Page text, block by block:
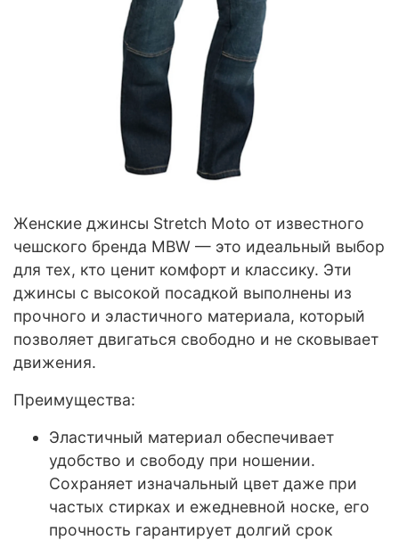
Женские джинсы Stretch Moto от известного
чешского бренда MBW — это идеальный выбор
для тех, кто ценит комфорт и классику. Эти
джинсы с высокой посадкой выполнены из
прочного и эластичного материала, который
позволяет двигаться свободно и не сковывает
движения.
Преимущества:
Эластичный материал обеспечивает
удобство и свободу при ношении.
Сохраняет изначальный цвет даже при
частых стирках и ежедневной носке, его
прочность гарантирует долгий срок